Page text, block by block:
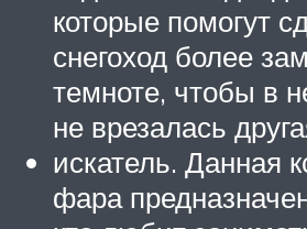
которые помогут
снегоход более
темноте, чтобы в
не врезалась
искатель. Данная
фара